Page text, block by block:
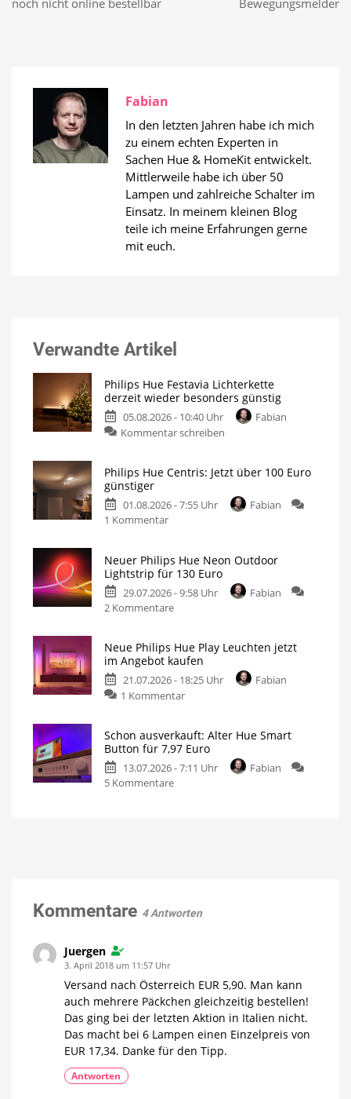
Fabian
In den letzten Jahren habe ich mich
zu einem echten Experten in
Sachen Hue & HomeKit entwickelt.
Mittlerweile habe ich über 50
Lampen und zahlreiche Schalter im
Einsatz. In meinem kleinen Blog
teile ich meine Erfahrungen gerne
mit euch.
Verwandte Artikel
Philips Hue Festavia Lichterkette
derzeit wieder besonders günstig
05.08.2026 - 10:40 Uhr
Fabian
Kommentar schreiben
Festavia
derzeit
20
200
LEDs
Philips Hue Centris: Jetzt über 100 Euro
günstiger
01.08.2026 - 7:55 Uhr
Fabian
1 Kommentarzu
Centris:
Jetzt
über
100
Individuelle
Deckenleuchte
mit
Lumen
Neuer Philips Hue Neon Outdoor
Lightstrip für 130 Euro
29.07.2026 - 9:58 Uhr
Fabian
2 Kommentarezu
Hue
Neon
Outdoor
Lightstrip
Euro
Ausgestattet
Gradient-
Neue Philips Hue Play Leuchten jetzt
im Angebot kaufen
21.07.2026 - 18:25 Uhr
Fabian
1 Kommentarzu
Hue
Play
Leuchten
Schon ausverkauft: Alter Hue Smart
Button für 7,97 Euro
13.07.2026 - 7:11 Uhr
Fabian
5 Kommentarezu
Euro
Kommentare 4 Antworten
Juergen
3. April 2018 um 11:57 Uhr
Versand nach Österreich EUR 5,90. Man kann
auch mehrere Päckchen gleichzeitig bestellen!
Das ging bei der letzten Aktion in Italien nicht.
Das macht bei 6 Lampen einen Einzelpreis von
EUR 17,34. Danke für den Tipp.
Antworten